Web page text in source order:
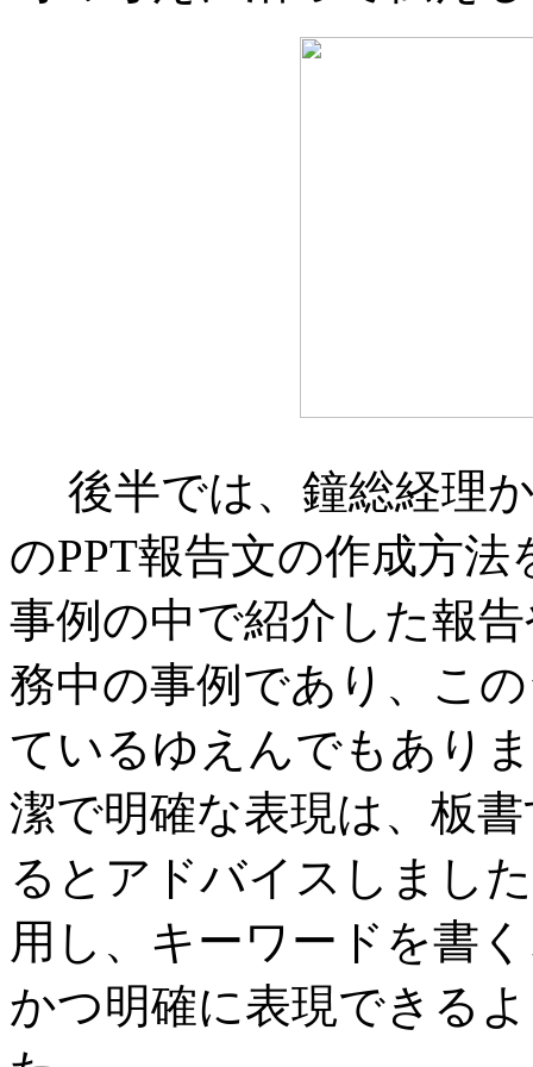
後半では、鐘総経理
のPPT報告文の作成方
事例の中で紹介した報
務中の事例であり、こ
ているゆえんでもあり
潔で明確な表現は、板
るとアドバイスしまし
用し、キーワードを書
かつ明確に表現できる